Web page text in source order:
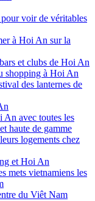
voir de véritables
à Hoi An sur la
et clubs de Hoi An
shopping à Hoi An
des lanternes de
An avec toutes les
haute de gamme
logements chez
et Hoi An
mets vietnamiens les
du Viêt Nam